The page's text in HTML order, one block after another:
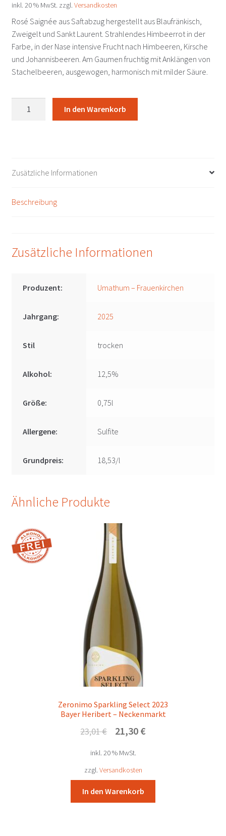
war:
15,05 €
ist:
13,90 €.
inkl. 20 % MwSt. zzgl. Versandkosten
Rosé Saignée aus Saftabzug hergestellt aus Blaufränkisch,
Zweigelt und Sankt Laurent. Strahlendes Himbeerrot in der
Farbe, in der Nase intensive Frucht nach Himbeeren, Kirsche
und Johannisbeeren. Am Gaumen fruchtig mit Anklängen von
Stachelbeeren, ausgewogen, harmonisch mit milder Säure.
In den Warenkorb
Zusätzliche Informationen
Beschreibung
Zusätzliche Informationen
Produzent: Umathum – Frauenkirchen
Jahrgang: 2025
Stil trocken
Alkohol: 12,5%
Größe: 0,75l
Allergene: Sulfite
Grundpreis: 18,53/l
Ähnliche Produkte
Zeronimo Sparkling Select 2023
Bayer Heribert – Neckenmarkt
23,01€
Ursprünglicher
war:
23,01 €
21,30 €Aktueller
inkl. 20 % MwSt.
zzgl. Versandkosten
In den Warenkorb